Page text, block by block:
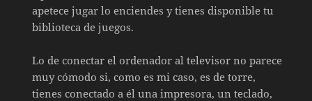
apetece jugar lo enciendes y tienes disponible tu
biblioteca de juegos.
Lo de conectar el ordenador al televisor no parece
muy cómodo si, como es mi caso, es de torre,
tienes conectado a él una impresora, un teclado,